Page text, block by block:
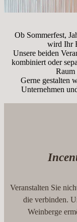
Ob Sommerfest,
wird Ihr
Unsere beiden
kombiniert oder
Gerne gestalten
Unternehmen
Veranstalten Sie
die verbinden.
Weinberge